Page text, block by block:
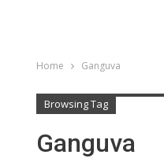
Home Ganguva
Browsing Tag
Ganguva